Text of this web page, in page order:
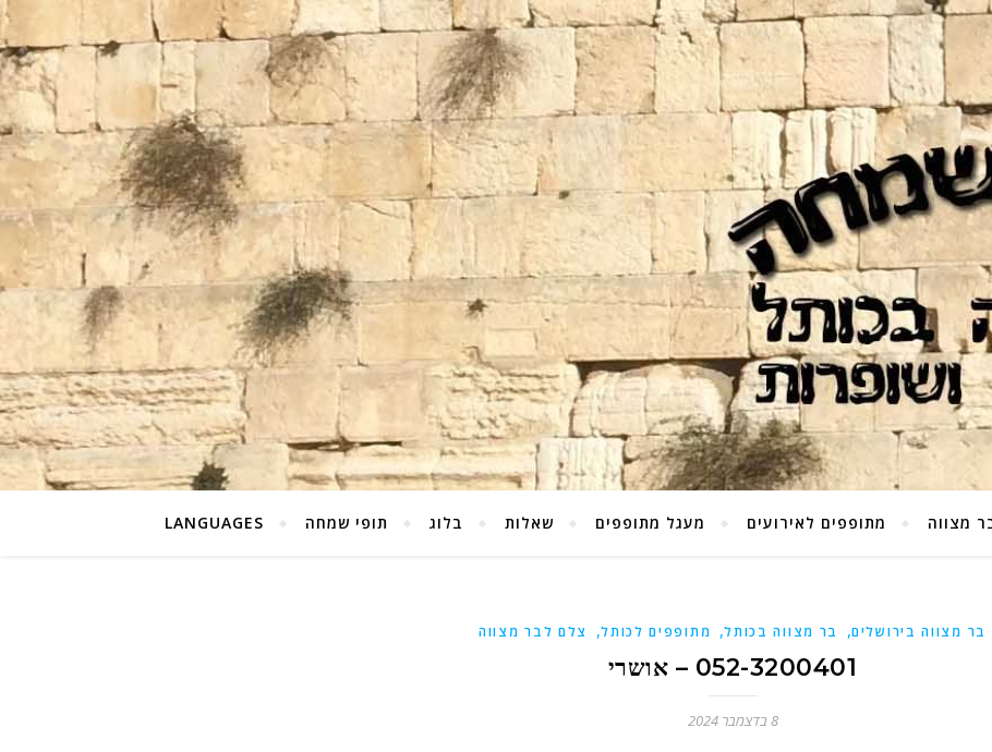
מצווה מתופפים לאירועים מעגל מתופפים שאלות בלוג תופי שמחה LANGUAGES
בר מצווה בירושלים, בר מצווה בכותל, מתופפים לכותל, צלם לבר מצווה
052-3200401 – אושרי
8 בדצמבר 2024